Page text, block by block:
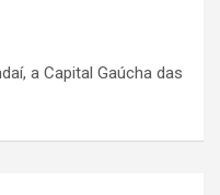
a Capital Gaúcha das